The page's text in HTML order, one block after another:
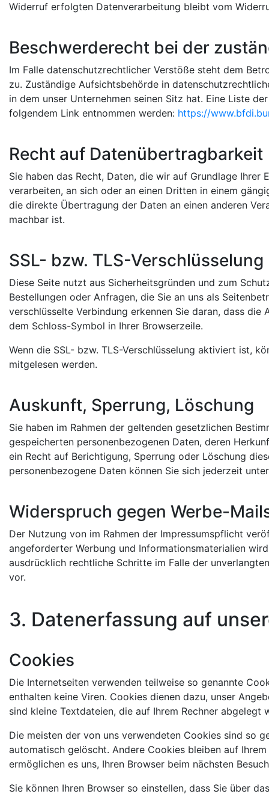
Widerruf erfolgten Datenverarbeitung bleibt vom
Beschwerderecht bei der
Im Falle datenschutzrechtlicher Verstöße steht dem
zu. Zuständige Aufsichtsbehörde in
in dem unser Unternehmen seinen Sitz hat. Eine Liste
folgendem Link entnommen werden: https://
Recht auf Datenübertragbarkeit
Sie haben das Recht, Daten, die wir auf Grundlage
verarbeiten, an sich oder an einen Dritten in einem
die direkte Übertragung der Daten an einen anderen
machbar ist.
SSL- bzw. TLS-Verschlüsselung
Diese Seite nutzt aus Sicherheitsgründen und zum
Bestellungen oder Anfragen, die Sie an uns als
verschlüsselte Verbindung erkennen Sie daran, dass
dem Schloss-Symbol in Ihrer Browserzeile.
Wenn die SSL- bzw. TLS-Verschlüsselung aktiviert ist,
mitgelesen werden.
Auskunft, Sperrung, Löschung
Sie haben im Rahmen der geltenden gesetzlichen
gespeicherten personenbezogenen Daten, deren
ein Recht auf Berichtigung, Sperrung oder Löschung
personenbezogene Daten können Sie sich jederzeit
Widerspruch gegen Werbe-
Der Nutzung von im Rahmen der Impressumspflicht
angeforderter Werbung und Informationsmaterialien
ausdrücklich rechtliche Schritte im Falle der
vor.
3. Datenerfassung auf
Cookies
Die Internetseiten verwenden teilweise so genannte
enthalten keine Viren. Cookies dienen dazu, unser
sind kleine Textdateien, die auf Ihrem Rechner abgelegt
Die meisten der von uns verwendeten Cookies sind so
automatisch gelöscht. Andere Cookies bleiben auf
ermöglichen es uns, Ihren Browser beim nächsten
Sie können Ihren Browser so einstellen, dass Sie über